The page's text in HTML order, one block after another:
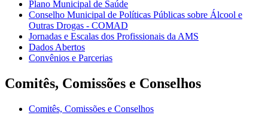
Plano Municipal de Saúde
Conselho Municipal de Políticas Públicas sobre Álcool e
Outras Drogas - COMAD
Jornadas e Escalas dos Profissionais da AMS
Dados Abertos
Convênios e Parcerias
Comitês, Comissões e Conselhos
Comitês, Comissões e Conselhos